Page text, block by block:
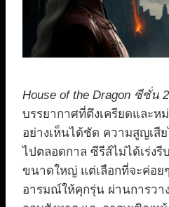
House of the Dragon ซีซั่น 2
บรรยากาศที่ตึงเครียดและ
อย่างเห็นได้ชัด ความสูญเสี
ไปตลอดกาล ซีรีส์ไม่ได้เร่งรี
ขนาดใหญ่ แต่เลือกที่จะค่อย
อารมณ์ให้คุกรุ่น ผ่านการวา